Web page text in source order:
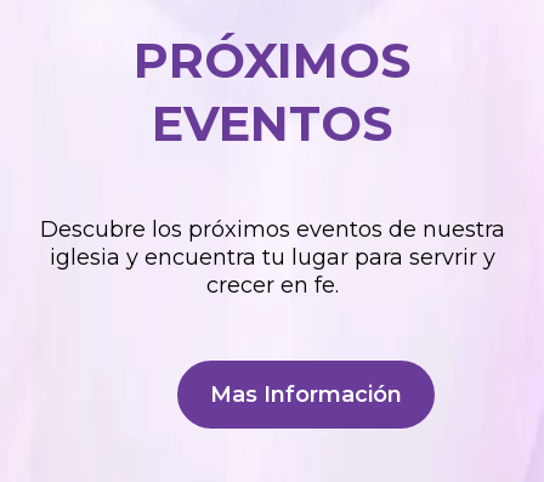
PRÓXIMOS
EVENTOS
Descubre los próximos eventos de nuestra
iglesia y encuentra tu lugar para servrir y
crecer en fe.
Mas Información